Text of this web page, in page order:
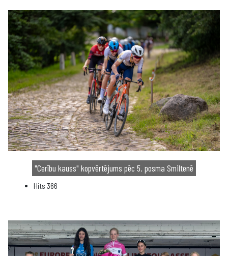
"Cerību kauss" kopvērtējums pēc 5. posma Smiltenē
Hits 366